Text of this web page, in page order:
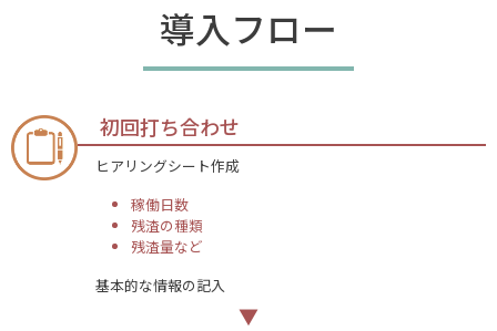
導入フロー
初回打ち合わせ
ヒアリングシート作成
稼働日数
残渣の種類
残渣量など
基本的な情報の記入
▼